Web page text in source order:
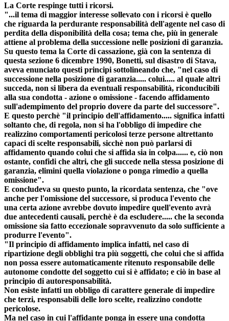
La Corte respinge tutti i ricorsi.
"...il tema di maggior interesse sollevato con i ricorsi è quello
che riguarda la perdurante responsabilità dell'agente nel caso di
perdita della disponibilità della cosa; tema che, più in generale
attiene al problema della successione nelle posizioni di garanzia.
Su questo tema la Corte di cassazione, già con la sentenza di
questa sezione 6 dicembre 1990, Bonetti, sul disastro di Stava,
aveva enunciato questi principi sottolineando che, "nel caso di
successione nella posizione di garanzia..... colui..... al quale altri
succeda, non si libera da eventuali responsabilità, riconducibili
alla sua condotta - azione o omissione - facendo affidamento
sull'adempimento del proprio dovere da parte del successore".
E questo perchè "il principio dell'affidamento..... significa infatti
soltanto che, di regola, non si ha l'obbligo di impedire che
realizzino comportamenti pericolosi terze persone altrettanto
capaci di scelte responsabili, sicchè non può parlarsi di
affidamento quando colui che si affida sia in colpa...... e, ciò non
ostante, confidi che altri, che gli succede nella stessa posizione di
garanzia, elimini quella violazione o ponga rimedio a quella
omissione".
E concludeva su questo punto, la ricordata sentenza, che "ove
anche per l'omissione del successore, si produca l'evento che
una certa azione avrebbe dovuto impedire quell'evento avrà
due antecedenti causali, perchè è da escludere..... che la seconda
omissione sia fatto eccezionale sopravvenuto da solo sufficiente a
produrre l'evento".
"Il principio di affidamento implica infatti, nel caso di
ripartizione degli obblighi tra più soggetti, che colui che si affida
non possa essere automaticamente ritenuto responsabile delle
autonome condotte del soggetto cui si è affidato; e ciò in base al
principio di autoresponsabilità.
Non esiste infatti un obbligo di carattere generale di impedire
che terzi, responsabili delle loro scelte, realizzino condotte
pericolose.
Ma nel caso in cui l'affidante ponga in essere una condotta